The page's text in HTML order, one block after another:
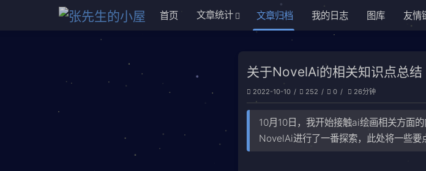
首页 文章统计 文章归档 我的日志 图库 友情
关于NovelAi的相关知识点总结
2022-10-10 252 0 26分钟
10月10日，我开始接触ai绘画相关方面
NovelAi进行了一番探索，此处将一些要